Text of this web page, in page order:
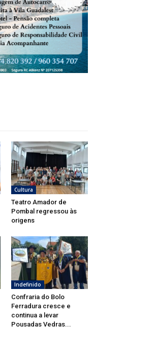
Cultura
Teatro Amador de
Pombal regressou às
origens
Indefinido
Confraria do Bolo
Ferradura cresce e
continua a levar
Pousadas Vedras...